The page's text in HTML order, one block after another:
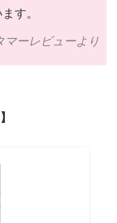
す。
ーレビューより